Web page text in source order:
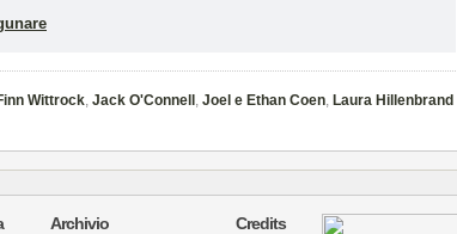
Wittrock, Jack O'Connell , Joel e Ethan Coen, Laura Hillenbrand
Archivio Credits